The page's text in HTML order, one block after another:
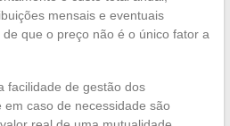
mensais e eventuais
que o preço não é o único fator a
facilidade de gestão dos
caso de necessidade são